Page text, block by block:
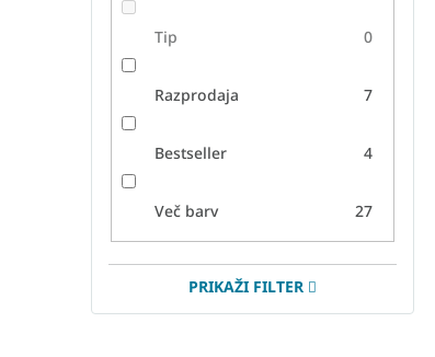
Tip 0
Razprodaja 7
Bestseller 4
Več barv 27
PRIKAŽI FILTER